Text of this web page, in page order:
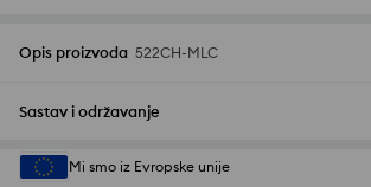
Opis proizvoda 522CH-MLC
Sastav i održavanje
Mi smo iz Evropske unije